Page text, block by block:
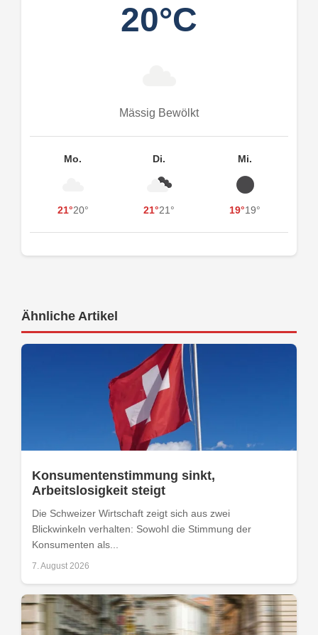
20°C
Mässig Bewölkt
Mo.
21°20°
Di.
21°21°
Mi.
19°19°
Ähnliche Artikel
Konsumentenstimmung sinkt,
Arbeitslosigkeit steigt
Die Schweizer Wirtschaft zeigt sich aus zwei
Blickwinkeln verhalten: Sowohl die Stimmung der
Konsumenten als...
7. August 2026